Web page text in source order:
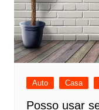
Auto Casa
Posso usar